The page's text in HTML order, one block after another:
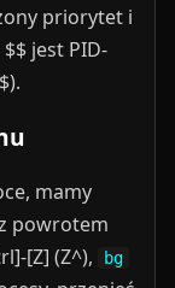
priorytet i
jest PID-
mamy
powrotem
[Z] (Z^),
bg